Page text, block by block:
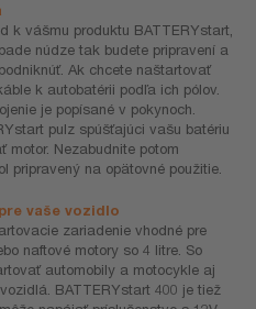
k vášmu produktu BATTERYstart,
núdze tak budete pripravení a
Ak chcete naštartovať
k autobatérii podľa ich pólov.
je popísané v pokynoch.
pulz spúšťajúci vašu batériu
motor. Nezabudnite potom
pripravený na opätovné použitie.
vaše vozidlo
zariadenie vhodné pre
naftové motory so 4 litre. So
automobily a motocykle aj
BATTERYstart 400 je tiež